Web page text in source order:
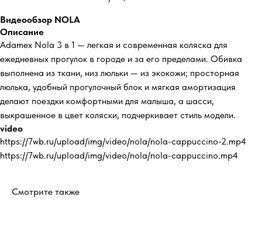
Видеообзор NOLA
Описание
Adamex Nola 3 в 1 — легкая и современная коляска для
ежедневных прогулок в городе и за его пределами. Обивка
выполнена из ткани, низ люльки — из экокожи; просторная
люлька, удобный прогулочный блок и мягкая амортизация
делают поездки комфортными для малыша, а шасси,
выкрашенное в цвет коляски, подчеркивает стиль модели.
video
https://7wb.ru/upload/img/video/nola/nola-cappuccino-2.mp4
https://7wb.ru/upload/img/video/nola/nola-cappuccino.mp4
Смотрите также